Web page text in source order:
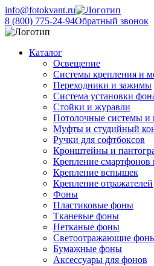
info@fotokvant.ru
8 (800) 775-24-94Обратный звонок
Каталог
Освещение
Системы крепления и
Переходники и зажимы
Система установки
Стойки и журавли
Потолочные системы и
Муфты и студийный
Ручки для софтбоксов
Кронштейны и
Крепление смартфонов
Крепление вспышек
Крепление отражателей
Фоны
Пластиковые фоны
Тканевые фоны
Нетканые фоны
Светоотражающие
Бумажные фоны
Аксессуары для фонов